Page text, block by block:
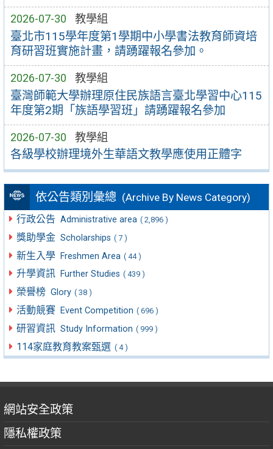
2026-07-30 教學組
臺北市115學年度第1學期中小學書法教育師資培
育研習班實施計畫，請踴躍報名參加。
2026-07-30 教學組
臺灣師範大學辦理原住民族語言臺北學習中心115
年度第2期「族語學習班」請踴躍報名參加
2026-07-30 教學組
各級學校辦理境外生華語文教學應使用正體字
依公告類別彙總 (Archive By News Category)
行政公告 Administrative area ( 2,896 )
獎助學金 Scholarships ( 7 )
新生入學 Freshmen Area ( 44 )
升學資訊 Further Studies ( 439 )
榮譽榜 Glory ( 38 )
活動競賽 Event Competition ( 696 )
研習資訊 Study Information ( 999 )
114家庭教育教案甄選 ( 4 )
網站安全政策
隱私權政策